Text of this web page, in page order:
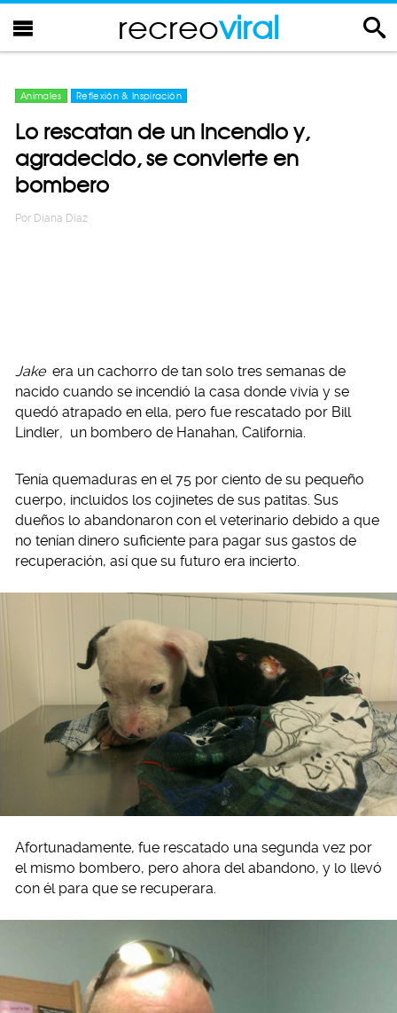
recreoviral
Animales Reflexión & Inspiración
Lo rescatan de un incendio y,
agradecido, se convierte en
bombero
Por Diana Diaz
Jake era un cachorro de tan solo tres semanas de
nacido cuando se incendió la casa donde vivía y se
quedó atrapado en ella, pero fue rescatado por Bill
Lindler, un bombero de Hanahan, California.
Tenía quemaduras en el 75 por ciento de su pequeño
cuerpo, incluidos los cojinetes de sus patitas. Sus
dueños lo abandonaron con el veterinario debido a que
no tenían dinero suficiente para pagar sus gastos de
recuperación, así que su futuro era incierto.
Afortunadamente, fue rescatado una segunda vez por
el mismo bombero, pero ahora del abandono, y lo llevó
con él para que se recuperara.